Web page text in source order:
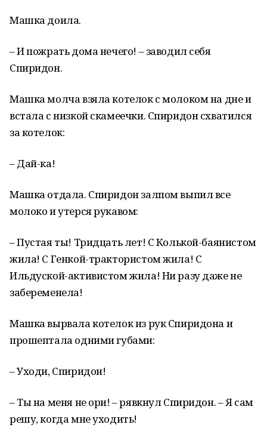
Машка доила.
– И пожрать дома нечего! – заводил себя
Спиридон.
Машка молча взяла котелок с молоком на дне и
встала с низкой скамеечки. Спиридон схватился
за котелок:
– Дай-ка!
Машка отдала. Спиридон залпом выпил все
молоко и утерся рукавом:
– Пустая ты! Тридцать лет! С Колькой-баянистом
жила! С Генкой-трактористом жила! С
Ильдуской-активистом жила! Ни разу даже не
забеременела!
Машка вырвала котелок из рук Спиридона и
прошептала одними губами:
– Уходи, Спиридон!
– Ты на меня не ори! – рявкнул Спиридон. – Я сам
решу, когда мне уходить!